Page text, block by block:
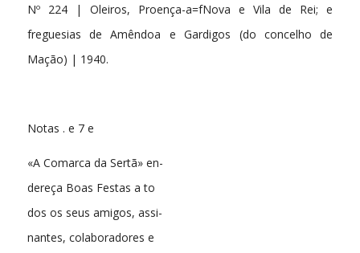
Nº 224 | Oleiros, Proença-a=fNova e Vila de Rei; e
freguesias de Amêndoa e Gardigos (do concelho de
Mação) | 1940.
Notas . e 7 e
«A Comarca da Sertã» en-
dereça Boas Festas a to
dos os seus amigos, assi-
nantes, colaboradores e